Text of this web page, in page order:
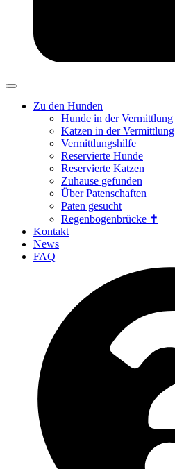
Zu den Hunden
Hunde in der Vermittlung
Katzen in der Vermittlung
Vermittlungshilfe
Reservierte Hunde
Reservierte Katzen
Zuhause gefunden
Über Patenschaften
Paten gesucht
Regenbogenbrücke ✝
Kontakt
News
FAQ